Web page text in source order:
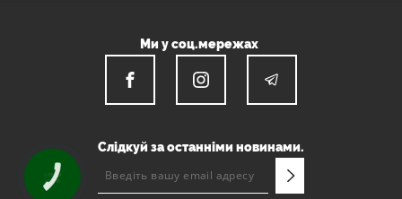
Ми у соц.мережах
Слідкуй за останніми новинами.
КНОПКА
ЗВ'ЯЗКУ